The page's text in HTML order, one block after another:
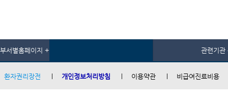
부서별홈페이지 + 관련기관
환자권리장전 개인정보처리방침 이용약관 비급여진료비용